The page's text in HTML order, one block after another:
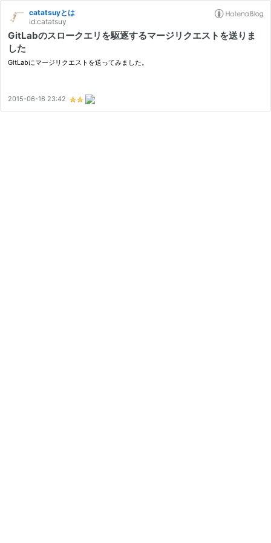
catatsuyとは
id:catatsuy
GitLabのスロークエリを駆逐するマージリクエストを送りま
した
GitLabにマージリクエストを送ってみました。
2015-06-16 23:42